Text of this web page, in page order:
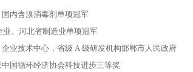
内含溴消毒剂单项冠军
业、河北省制造业单项冠军
业技术中心，省级 A 级研发机构邯郸市人民政府
国循环经济协会科技进步三等奖